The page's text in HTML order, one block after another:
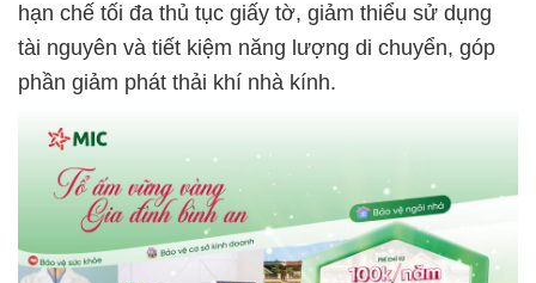
hạn chế tối đa thủ tục giấy tờ, giảm thiểu sử dụng
tài nguyên và tiết kiệm năng lượng di chuyển, góp
phần giảm phát thải khí nhà kính.